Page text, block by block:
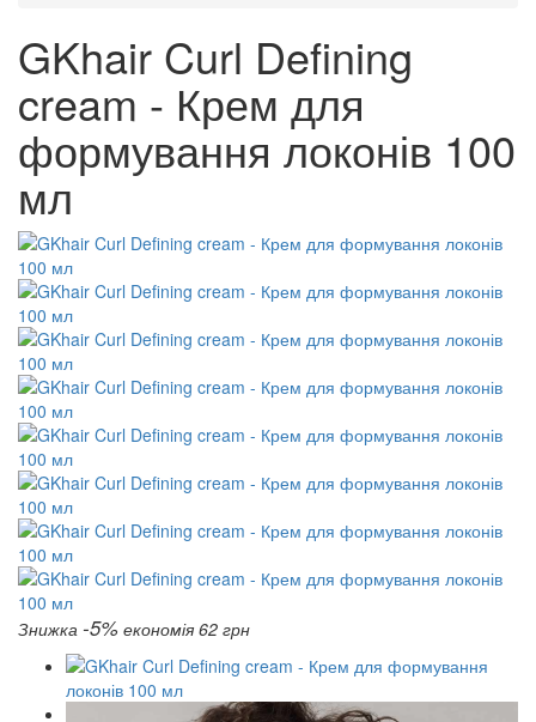
GKhair Curl Defining
cream - Крем для
формування локонів 100
мл
Знижка -5% економія 62 грн